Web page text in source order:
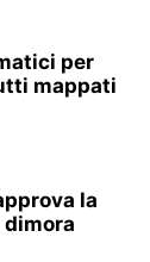
per
mappati
la
dimora